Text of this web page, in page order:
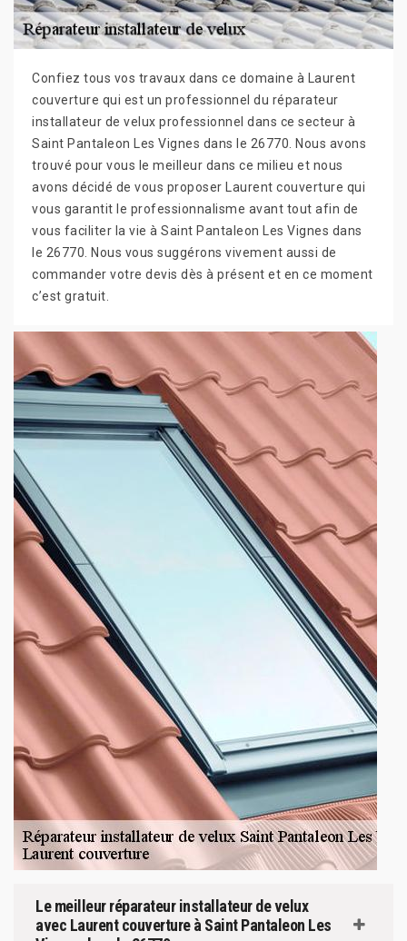
Confiez tous vos travaux dans ce domaine à Laurent
couverture qui est un professionnel du réparateur
installateur de velux professionnel dans ce secteur à
Saint Pantaleon Les Vignes dans le 26770. Nous avons
trouvé pour vous le meilleur dans ce milieu et nous
avons décidé de vous proposer Laurent couverture qui
vous garantit le professionnalisme avant tout afin de
vous faciliter la vie à Saint Pantaleon Les Vignes dans
le 26770. Nous vous suggérons vivement aussi de
commander votre devis dès à présent et en ce moment
c’est gratuit.
Le meilleur réparateur installateur de velux
avec Laurent couverture à Saint Pantaleon Les